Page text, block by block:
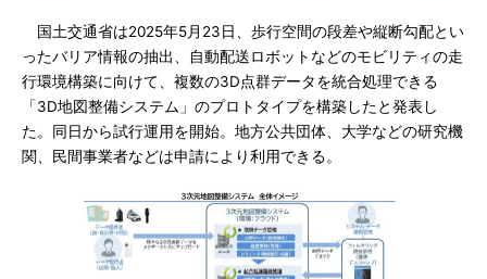
国土交通省は2025年5月23日、歩行空間の段差や縦断勾配とい
ったバリア情報の抽出、自動配送ロボットなどのモビリティの走
行環境構築に向けて、複数の3D点群データを統合処理できる
「3D地図整備システム」のプロトタイプを構築したと発表し
た。同日から試行運用を開始。地方公共団体、大学などの研究機
関、民間事業者などは申請により利用できる。